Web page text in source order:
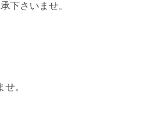
下さいませ。
。